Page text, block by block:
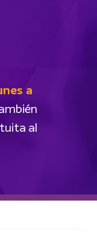
a
al